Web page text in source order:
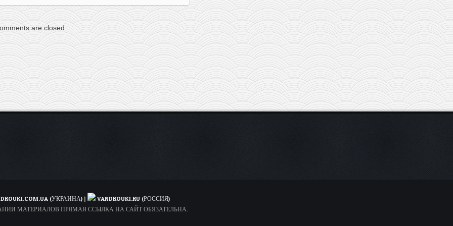
are closed.
(УКРАИНА) |
VANDROUKI.RU (РОССИЯ)
МАТЕРИАЛОВ ПРЯМАЯ ССЫЛКА НА САЙТ ОБЯЗАТЕЛЬНА.